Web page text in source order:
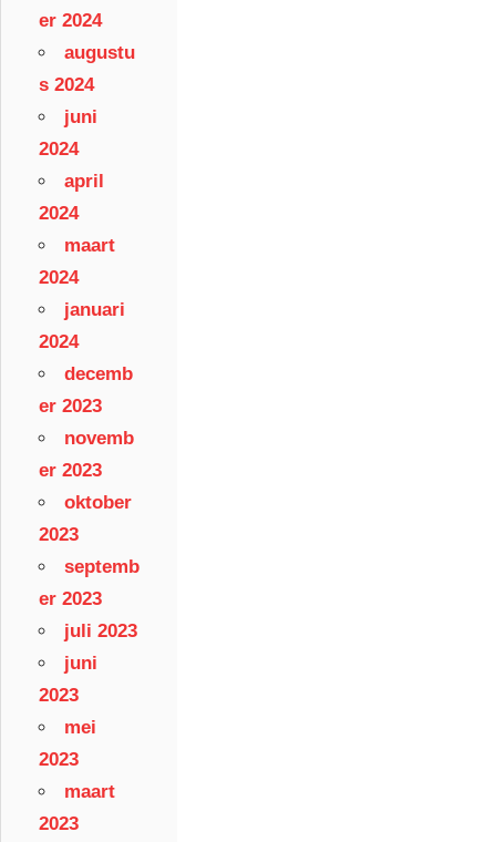
er 2024
augustu
s 2024
juni
2024
april
2024
maart
2024
januari
2024
decemb
er 2023
novemb
er 2023
oktober
2023
septemb
er 2023
juli 2023
juni
2023
mei
2023
maart
2023